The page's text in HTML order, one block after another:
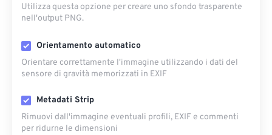
Utilizza questa opzione per creare uno sfondo trasparente
nell'output PNG.
Orientamento automatico
Orientare correttamente l'immagine utilizzando i dati del
sensore di gravità memorizzati in EXIF
Metadati Strip
Rimuovi dall'immagine eventuali profili, EXIF ​​e commenti
per ridurne le dimensioni